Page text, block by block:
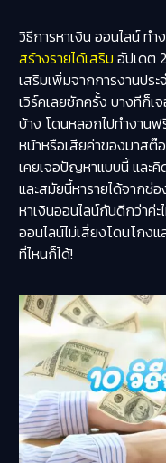
วิธีการหาเงิน ออนไลน์ ทำ
สร้างรายได้เสริม อัปเดต
เสริมเพิ่มจากการงานประ
เวิร์คเลยซักครั้ง บางทีก็
บ้าง โดนหลอกไปทำงาน
หน้าหรือเสียค่าของมาสต๊
เคยเจอปัญหาแบบนี้ และคิ
และสมัยนี้หารายได้จากช่
หาเงินออนไลน์กันดีกว่าค่ะ
ออนไลน์ไม่เสี่ยงโดนโกง
ที่ไหนก็ได้!